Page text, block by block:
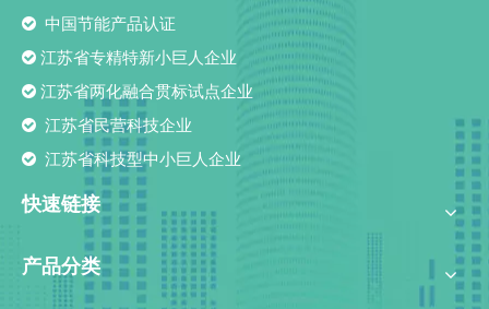
 中国节能产品认证
 江苏省专精特新小巨人企业
 江苏省两化融合贯标试点企业
 江苏省民营科技企业
 江苏省科技型中小巨人企业
快速链接
产品分类